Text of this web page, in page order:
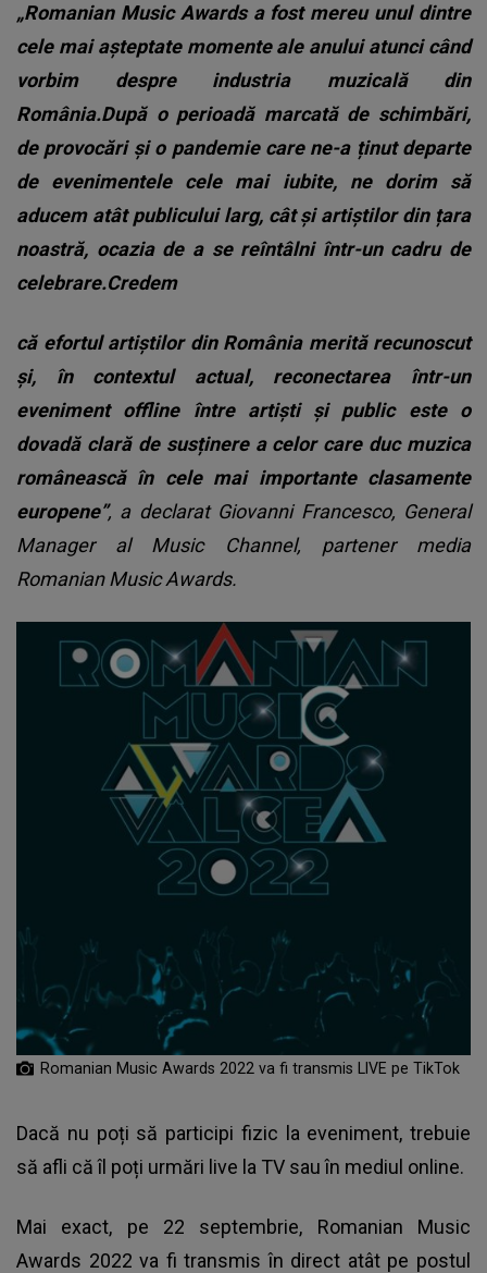
„Romanian Music Awards a fost mereu unul dintre
cele mai așteptate momente ale anului atunci când
vorbim despre industria muzicală din
România.După o perioadă marcată de schimbări,
de provocări și o pandemie care ne-a ținut departe
de evenimentele cele mai iubite, ne dorim să
aducem atât publicului larg, cât și artiștilor din țara
noastră, ocazia de a se reîntâlni într-un cadru de
celebrare.Credem
că efortul artiștilor din România merită recunoscut
și, în contextul actual, reconectarea într-un
eveniment offline între artiști și public este o
dovadă clară de susținere a celor care duc muzica
românească în cele mai importante clasamente
europene”, a declarat Giovanni Francesco, General
Manager al Music Channel, partener media
Romanian Music Awards.
Romanian Music Awards 2022 va fi transmis LIVE pe TikTok
Dacă nu poți să participi fizic la eveniment, trebuie
să afli că îl poți urmări live la TV sau în mediul online.
Mai exact, pe 22 septembrie, Romanian Music
Awards 2022 va fi transmis în direct atât pe postul